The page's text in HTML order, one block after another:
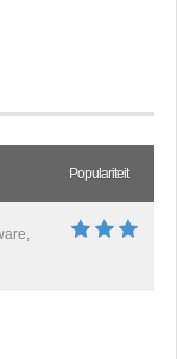
Populariteit